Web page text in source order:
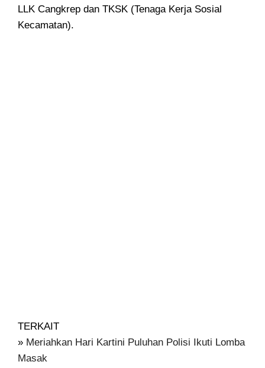
LLK Cangkrep dan TKSK (Tenaga Kerja Sosial
Kecamatan).
TERKAIT
» Meriahkan Hari Kartini Puluhan Polisi Ikuti Lomba
Masak